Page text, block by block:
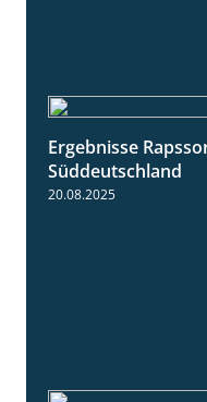
Ergebnisse
Süddeutschland
20.08.2025